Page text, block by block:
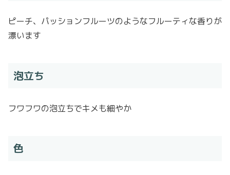
ピーチ、パッションフルーツのようなフルーティな香りが
漂います
泡立ち
フワフワの泡立ちでキメも細やか
色